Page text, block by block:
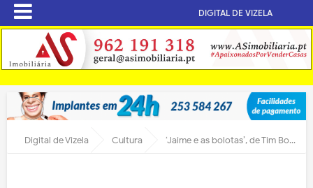
DIGITAL DE VIZELA
Digital de Vizela Cultura ‘Jaime e as bolotas’, de Tim Bowley em Sábados na Biblioteca